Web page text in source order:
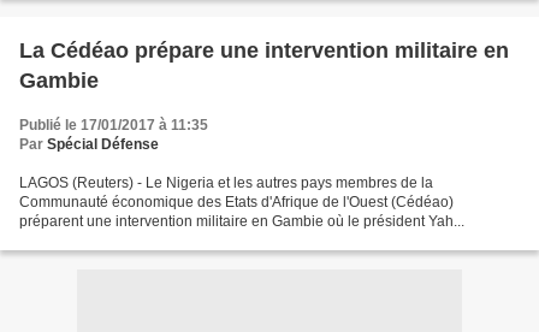
La Cédéao prépare une intervention militaire en
Gambie
Publié le 17/01/2017 à 11:35
Par Spécial Défense
LAGOS (Reuters) - Le Nigeria et les autres pays membres de la
Communauté économique des Etats d'Afrique de l'Ouest (Cédéao)
préparent une intervention militaire en Gambie où le président Yah...